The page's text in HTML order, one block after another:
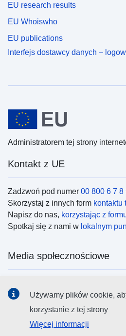
EU research results
EU Whoiswho
EU publications
Interfejs dostawcy danych –
Administratorem tej strony
Kontakt z UE
Zadzwoń pod numer 00 800 6 7 8
Skorzystaj z innych form kontaktu
Napisz do nas, korzystając z
Spotkaj się z nami w lokalnym
Media społecznościowe
Instytucje i organy UE
Używamy plików cookie,
korzystanie z tej strony
Więcej informacji